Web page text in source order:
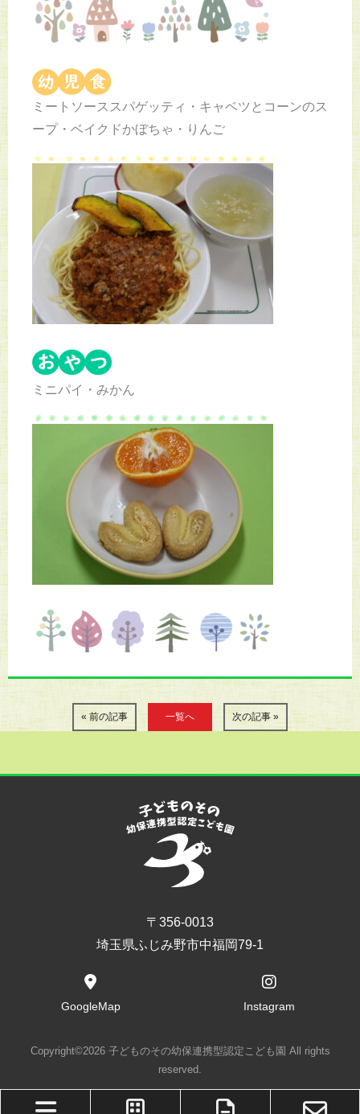
ミートソーススパゲッティ・キャベツとコーンのス
ープ・ベイクドかぼちゃ・りんご
ミニパイ・みかん
« 前の記事 一覧へ 次の記事 »
〒356-0013
埼玉県ふじみ野市中福岡79-1
GoogleMap Instagram
Copyright©2026 子どものその幼保連携型認定こども園 All rights
reserved.